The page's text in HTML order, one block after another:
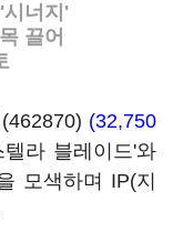
너지'
끌어
(32,750
라 블레이드'와
모색하며 IP(지